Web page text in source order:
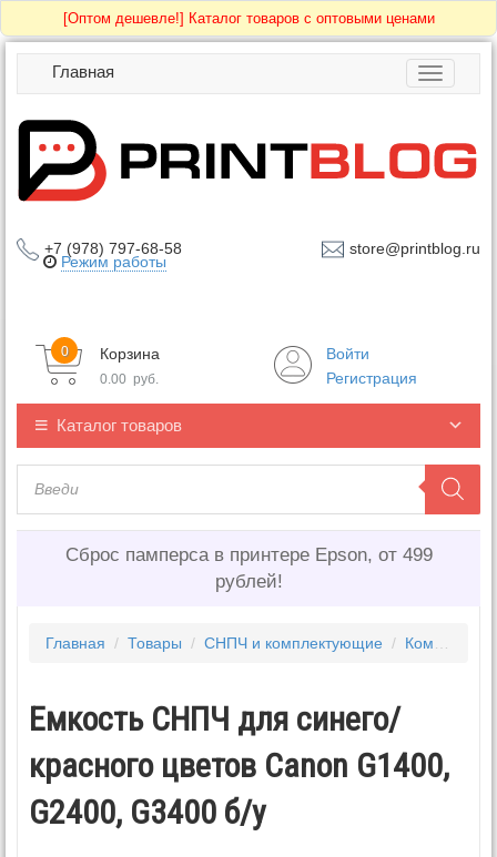
[Оптом дешевле!] Каталог товаров с оптовыми ценами
Toggle
Главная
+7 (978) 797-68-58 store@printblog.ru
Режим работы
Корзина
0
0.00 руб.
Войти
Регистрация
Каталог товаров
Сброс памперса в принтере Epson, от 499
рублей!
Главная / Товары / СНПЧ и комплектующие / Комплектующие для снпч
Емкость СНПЧ для синего/
красного цветов Canon G1400,
G2400, G3400 б/у